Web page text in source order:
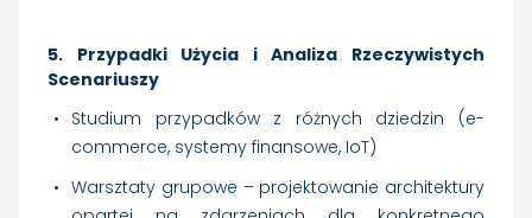
5. Przypadki Użycia i Analiza Rzeczywistych
Scenariuszy
Studium przypadków z różnych dziedzin (e-
commerce, systemy finansowe, IoT)
Warsztaty grupowe – projektowanie architektury